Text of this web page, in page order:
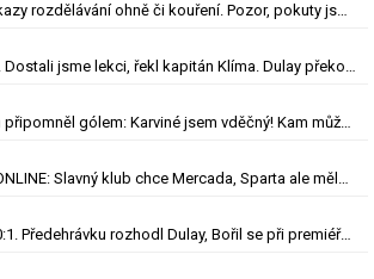
Kvůli suchu platí i zákazy rozdělávání ohně či kouření. Pozor, pokuty jsou obří
Ubráněná Zbrojovka. Dostali jsme lekci, řekl kapitán Klíma. Dulay překonal kamaráda
Samko se zájemcům připomněl gólem: Karviné jsem vděčný! Kam může odejít Štorman?
Fotbalové přestupy ONLINE: Slavný klub chce Mercada, Sparta ale měla nabídku odmítnout
Zbrojovka - Liberec 0:1. Předehrávku rozhodl Dulay, Bořil se při premiéře za Slovan zranil